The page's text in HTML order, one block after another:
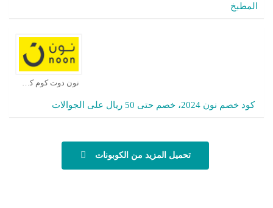
المطبخ
نون دوت كوم كوبون
كود خصم نون 2024، خصم حتى 50 ريال على الجوالات
تحميل المزيد من الكوبونات